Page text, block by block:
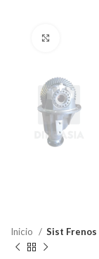
Inicio Sist Frenos